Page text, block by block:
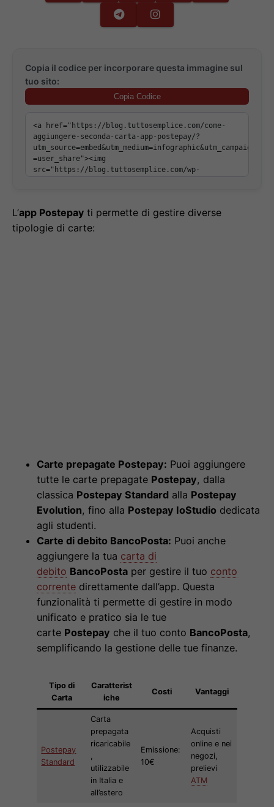
Copia il codice per incorporare questa immagine sul
tuo sito:
Copia Codice
L’app Postepay ti permette di gestire diverse
tipologie di carte:
Carte prepagate Postepay: Puoi aggiungere
tutte le carte prepagate Postepay, dalla
classica Postepay Standard alla Postepay
Evolution, fino alla Postepay IoStudio dedicata
agli studenti.
Carte di debito BancoPosta: Puoi anche
aggiungere la tua carta di
debito BancoPosta per gestire il tuo conto
corrente direttamente dall’app. Questa
funzionalità ti permette di gestire in modo
unificato e pratico sia le tue
carte Postepay che il tuo conto BancoPosta,
semplificando la gestione delle tue finanze.
Tipo di
Carta
Caratterist
iche
Costi Vantaggi
Postepay
Standard
Carta
prepagata
ricaricabile
,
utilizzabile
in Italia e
all’estero
Emissione:
10€
Acquisti
online e nei
negozi,
prelievi
ATM